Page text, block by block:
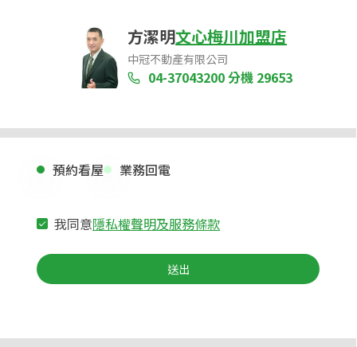
方潔明文心梅川加盟店
中冠不動產有限公司
04-37043200分機 29653
預約看屋 業務回電
我同意隱私權聲明及服務條款
送出